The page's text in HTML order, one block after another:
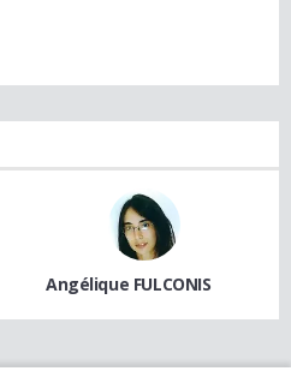
Angélique FULCONIS